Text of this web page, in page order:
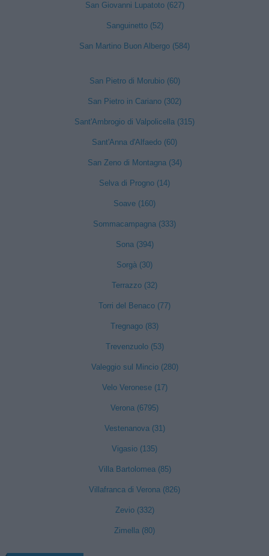
San Giovanni Lupatoto (627)
Sanguinetto (52)
San Martino Buon Albergo (584)
San Pietro di Morubio (60)
San Pietro in Cariano (302)
Sant'Ambrogio di Valpolicella (315)
Sant'Anna d'Alfaedo (60)
San Zeno di Montagna (34)
Selva di Progno (14)
Soave (160)
Sommacampagna (333)
Sona (394)
Sorgà (30)
Terrazzo (32)
Torri del Benaco (77)
Tregnago (83)
Trevenzuolo (53)
Valeggio sul Mincio (280)
Velo Veronese (17)
Verona (6795)
Vestenanova (31)
Vigasio (135)
Villa Bartolomea (85)
Villafranca di Verona (826)
Zevio (332)
Zimella (80)